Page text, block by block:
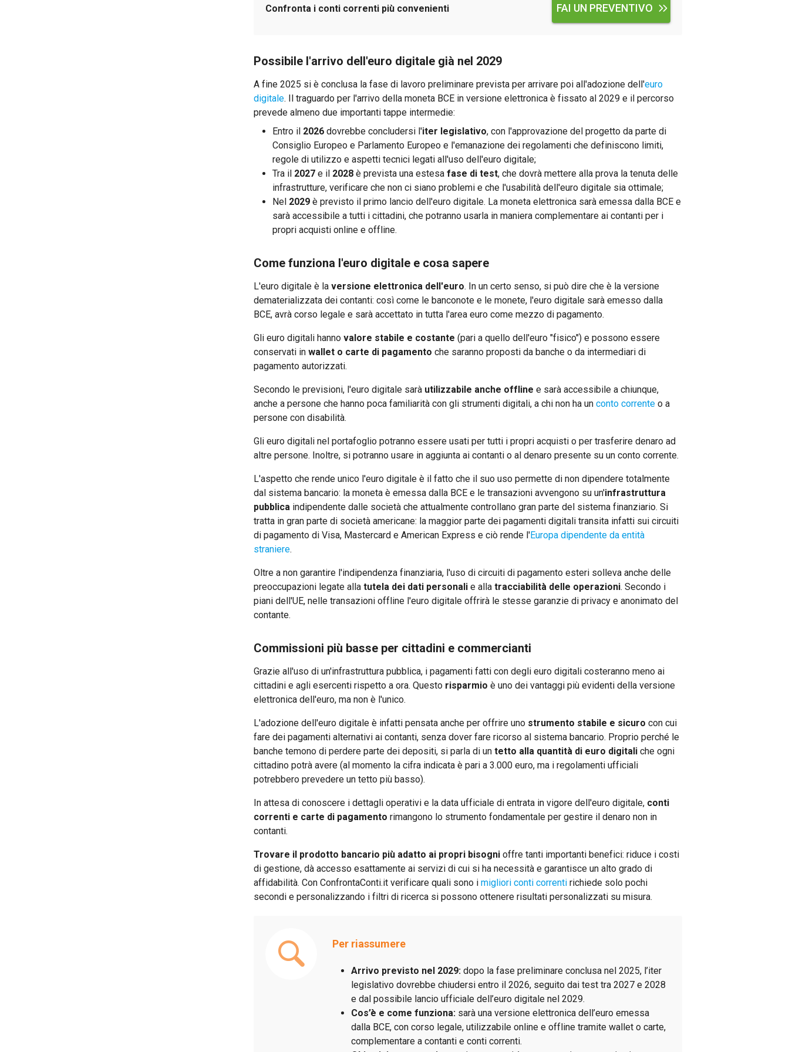
Confronta i conti correnti più convenienti FAI UN PREVENTIVO
Possibile l'arrivo dell'euro digitale già nel 2029
A fine 2025 si è conclusa la fase di lavoro preliminare prevista per arrivare poi all'adozione dell'euro
digitale. Il traguardo per l'arrivo della moneta BCE in versione elettronica è fissato al 2029 e il percorso
prevede almeno due importanti tappe intermedie:
Entro il 2026 dovrebbe concludersi l'iter legislativo, con l'approvazione del progetto da parte di
Consiglio Europeo e Parlamento Europeo e l'emanazione dei regolamenti che definiscono limiti,
regole di utilizzo e aspetti tecnici legati all'uso dell'euro digitale;
Tra il 2027 e il 2028 è prevista una estesa fase di test, che dovrà mettere alla prova la tenuta delle
infrastrutture, verificare che non ci siano problemi e che l'usabilità dell'euro digitale sia ottimale;
Nel 2029 è previsto il primo lancio dell'euro digitale. La moneta elettronica sarà emessa dalla BCE e
sarà accessibile a tutti i cittadini, che potranno usarla in maniera complementare ai contanti per i
propri acquisti online e offline.
Come funziona l'euro digitale e cosa sapere
L'euro digitale è la versione elettronica dell'euro. In un certo senso, si può dire che è la versione
dematerializzata dei contanti: così come le banconote e le monete, l'euro digitale sarà emesso dalla
BCE, avrà corso legale e sarà accettato in tutta l'area euro come mezzo di pagamento.
Gli euro digitali hanno valore stabile e costante (pari a quello dell'euro "fisico") e possono essere
conservati in wallet o carte di pagamento che saranno proposti da banche o da intermediari di
pagamento autorizzati.
Secondo le previsioni, l'euro digitale sarà utilizzabile anche offline e sarà accessibile a chiunque,
anche a persone che hanno poca familiarità con gli strumenti digitali, a chi non ha un conto corrente o a
persone con disabilità.
Gli euro digitali nel portafoglio potranno essere usati per tutti i propri acquisti o per trasferire denaro ad
altre persone. Inoltre, si potranno usare in aggiunta ai contanti o al denaro presente su un conto corrente.
L'aspetto che rende unico l'euro digitale è il fatto che il suo uso permette di non dipendere totalmente
dal sistema bancario: la moneta è emessa dalla BCE e le transazioni avvengono su un'infrastruttura
pubblica indipendente dalle società che attualmente controllano gran parte del sistema finanziario. Si
tratta in gran parte di società americane: la maggior parte dei pagamenti digitali transita infatti sui circuiti
di pagamento di Visa, Mastercard e American Express e ciò rende l'Europa dipendente da entità
straniere.
Oltre a non garantire l'indipendenza finanziaria, l'uso di circuiti di pagamento esteri solleva anche delle
preoccupazioni legate alla tutela dei dati personali e alla tracciabilità delle operazioni. Secondo i
piani dell'UE, nelle transazioni offline l'euro digitale offrirà le stesse garanzie di privacy e anonimato del
contante.
Commissioni più basse per cittadini e commercianti
Grazie all'uso di un'infrastruttura pubblica, i pagamenti fatti con degli euro digitali costeranno meno ai
cittadini e agli esercenti rispetto a ora. Questo risparmio è uno dei vantaggi più evidenti della versione
elettronica dell'euro, ma non è l'unico.
L'adozione dell'euro digitale è infatti pensata anche per offrire uno strumento stabile e sicuro con cui
fare dei pagamenti alternativi ai contanti, senza dover fare ricorso al sistema bancario. Proprio perché le
banche temono di perdere parte dei depositi, si parla di un tetto alla quantità di euro digitali che ogni
cittadino potrà avere (al momento la cifra indicata è pari a 3.000 euro, ma i regolamenti ufficiali
potrebbero prevedere un tetto più basso).
In attesa di conoscere i dettagli operativi e la data ufficiale di entrata in vigore dell'euro digitale, conti
correnti e carte di pagamento rimangono lo strumento fondamentale per gestire il denaro non in
contanti.
Trovare il prodotto bancario più adatto ai propri bisogni offre tanti importanti benefici: riduce i costi
di gestione, dà accesso esattamente ai servizi di cui si ha necessità e garantisce un alto grado di
affidabilità. Con ConfrontaConti.it verificare quali sono i migliori conti correnti richiede solo pochi
secondi e personalizzando i filtri di ricerca si possono ottenere risultati personalizzati su misura.
Per riassumere
Arrivo previsto nel 2029: dopo la fase preliminare conclusa nel 2025, l’iter
legislativo dovrebbe chiudersi entro il 2026, seguito dai test tra 2027 e 2028
e dal possibile lancio ufficiale dell’euro digitale nel 2029.
Cos’è e come funziona: sarà una versione elettronica dell’euro emessa
dalla BCE, con corso legale, utilizzabile online e offline tramite wallet o carte,
complementare a contanti e conti correnti.